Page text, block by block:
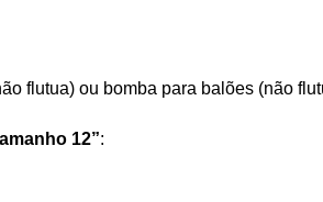
flutua) ou bomba para balões (não
12”: